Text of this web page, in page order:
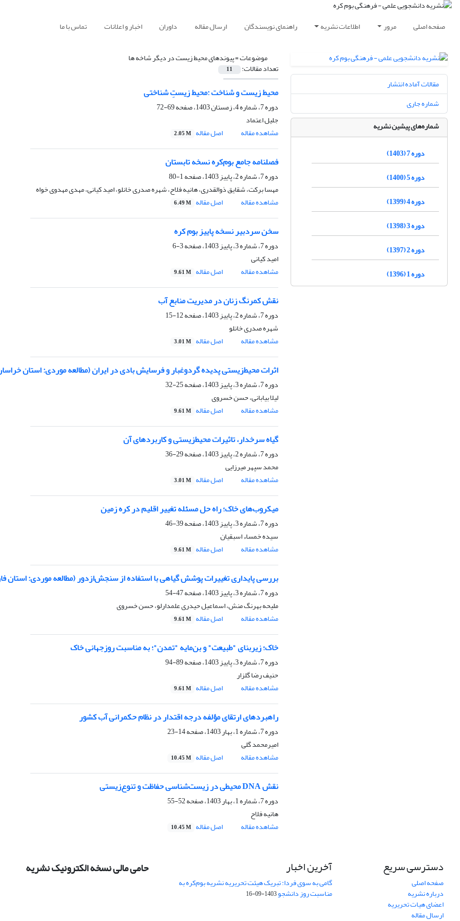
صفحه اصلی مرور اطلاعات نشریه راهنمای نویسندگان ارسال مقاله داوران اخبار و اعلانات تماس با ما
موضوعات =پیوندهای محیط زیست در دیگر شاخه ها
تعداد مقالات: 11
محیط زیست و شناخت :محیط زیستِ شناختی
دوره 7، شماره 4، زمستان 1403، صفحه
69-72
جلیل اعتماد
مشاهده مقاله
اصل مقاله 2.05 M
فصلنامه جامع بوم‌کره نسخه تابستان
دوره 7، شماره 2، پاییز 1403، صفحه
1-80
مهسا برکت، شقایق ذوالقدری، هانیه فلاح، شهره صدری خانلو، امید کیانی، مهدی مهدوی خواه
مشاهده مقاله
اصل مقاله 6.49 M
سخن سردبیر نسخه پاییز بوم کره
دوره 7، شماره 3، پاییز 1403، صفحه
3-6
امید کیانی
مشاهده مقاله
اصل مقاله 9.61 M
نقش کمرنگ زنان در مدیریت منابع آب
دوره 7، شماره 2، پاییز 1403، صفحه
12-15
شهره صدری خانلو
مشاهده مقاله
اصل مقاله 3.01 M
اثرات محیط‌زیستی پدیده گردوغبار و فرسایش بادی در ایران (مطالعه موردی: استان
دوره 7، شماره 3، پاییز 1403، صفحه
25-32
لیلا بیابانی، حسن خسروی
مشاهده مقاله
اصل مقاله 9.61 M
گیاه سرخدار، تاثیرات محیط‌زیستی و کاربردهای آن
دوره 7، شماره 2، پاییز 1403، صفحه
29-36
محمد سپهر میرزایی
مشاهده مقاله
اصل مقاله 3.01 M
میکروب‌های خاک؛ راه حل مسئله تغییر اقلیم در کره زمین
دوره 7، شماره 3، پاییز 1403، صفحه
39-46
سیده خمساء اسبقیان
مشاهده مقاله
اصل مقاله 9.61 M
بررسی پایداری تغییرات پوشش گیاهی با استفاده از سنجش‌ازدور (مطالعه موردی: استان
دوره 7، شماره 3، پاییز 1403، صفحه
47-54
ملیحه بهرنگ منش، اسماعیل حیدری علمدارلو، حسن خسروی
مشاهده مقاله
اصل مقاله 9.61 M
خاک؛ زیربنای "طبیعت" و بن‌مایه "تمدن"؛ به مناسبت روزجهانی خاک
دوره 7، شماره 3، پاییز 1403، صفحه
89-94
حنیف رضا گلزار
مشاهده مقاله
اصل مقاله 9.61 M
راهبردهای ارتقای مؤلفه‌ درجه اقتدار در نظام حکمرانی آب کشور
دوره 7، شماره 1، بهار 1403، صفحه
14-23
امیرمحمد گلی
مشاهده مقاله
اصل مقاله 10.45 M
نقش DNA محیطی در زیست‌شناسی حفاظت و تنوع‌زیستی
دوره 7، شماره 1، بهار 1403، صفحه
52-55
هانیه فلاح
مشاهده مقاله
اصل مقاله 10.45 M
مقالات آماده انتشار
شماره جاری
شماره‌های پیشین نشریه
دوره 7 (1403)
دوره 5 (1400)
دوره 4 (1399)
دوره 3 (1398)
دوره 2 (1397)
دوره 1 (1396)
دسترسی سریع
صفحه اصلی
درباره نشریه
اعضای هیات تحریریه
ارسال مقاله
آخرین اخبار
گامی به سوی فردا: تبریک هیئت تحریریه نشریه بوم‌کره به
مناسبت روز دانشجو1403-09-16
حامی مالی نسخه الکترونیک نشریه